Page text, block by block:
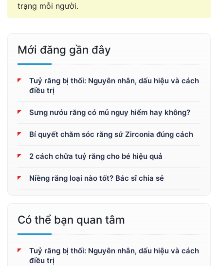
trạng mỗi người.
Mới đăng gần đây
Tuỷ răng bị thối: Nguyên nhân, dấu hiệu và cách
điều trị
Sưng nướu răng có mủ nguy hiểm hay không?
Bí quyết chăm sóc răng sứ Zirconia đúng cách
2 cách chữa tuỷ răng cho bé hiệu quả
Niềng răng loại nào tốt? Bác sĩ chia sẻ
Có thể bạn quan tâm
Tuỷ răng bị thối: Nguyên nhân, dấu hiệu và cách
điều trị